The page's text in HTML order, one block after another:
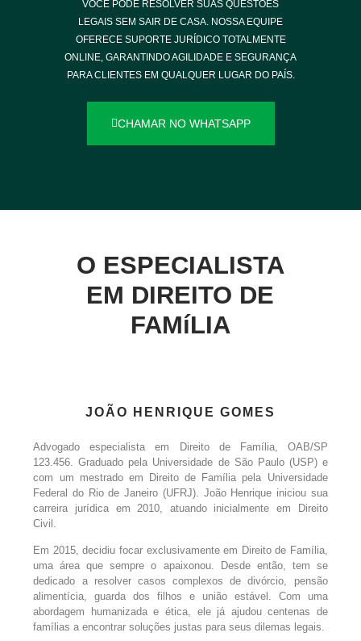
VOCÊ PODE RESOLVER SUAS QUESTÕES
LEGAIS SEM SAIR DE CASA. NOSSA EQUIPE
OFERECE SUPORTE JURÍDICO TOTALMENTE
ONLINE, GARANTINDO AGILIDADE E SEGURANÇA
PARA CLIENTES EM QUALQUER LUGAR DO PAÍS.
CHAMAR NO WHATSAPP
O ESPECIALISTA
EM DIREITO DE
FAMíLIA
JOÃO HENRIQUE GOMES
Advogado especialista em Direito de Família, OAB/SP
123.456. Graduado pela Universidade de São Paulo (USP) e
com um mestrado em Direito de Família pela Universidade
Federal do Rio de Janeiro (UFRJ). João Henrique iniciou sua
carreira jurídica em 2010, atuando inicialmente em Direito
Civil.
Em 2015, decidiu focar exclusivamente em Direito de Família,
uma área que sempre o apaixonou. Desde então, tem se
dedicado a resolver casos complexos de divórcio, pensão
alimentícia, guarda dos filhos e união estável. Com uma
abordagem humanizada e ética, ele já ajudou centenas de
famílias a encontrar soluções justas para seus dilemas legais.